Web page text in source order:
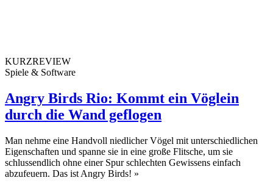
KURZREVIEW
Spiele & Software
Angry Birds Rio: Kommt ein Vöglein
durch die Wand geflogen
Man nehme eine Handvoll niedlicher Vögel mit unterschiedlichen
Eigenschaften und spanne sie in eine große Flitsche, um sie
schlussendlich ohne einer Spur schlechten Gewissens einfach
abzufeuern. Das ist Angry Birds! »